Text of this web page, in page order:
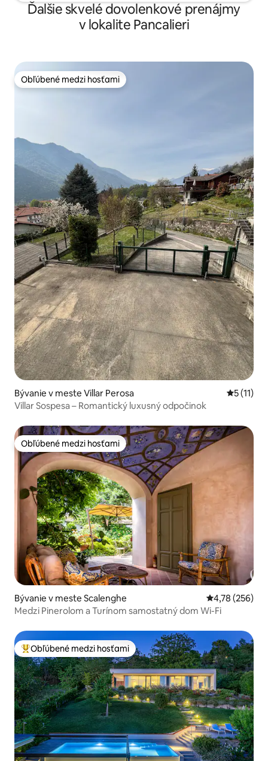
Ďalšie skvelé dovolenkové prenájmy
v lokalite Pancalieri
Obľúbené medzi hosťami
Obľúbené medzi hosťami
Bývanie v meste Villar Perosa
5 (11)
Villar Sospesa – Romantický luxusný odpočinok
Obľúbené medzi hosťami
Obľúbené medzi hosťami
Bývanie v meste Scalenghe Priemerné
4,78 (256)
Medzi Pinerolom a Turínom samostatný dom Wi-Fi
Najobľúbenejšie medzi hosťami
Obľúbené medzi hosťami